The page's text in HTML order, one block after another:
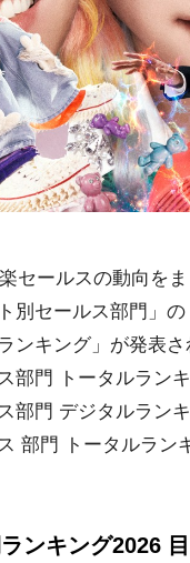
セールスの動向を
別セールス部門」
ンキング」が発表
部門 トータルラン
部門 デジタルラン
部門 トータルラン
ンキング2026